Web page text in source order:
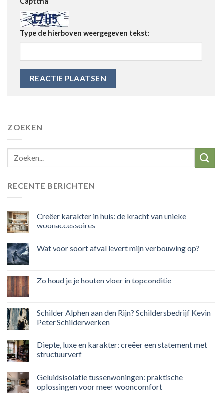
ZOEKEN
RECENTE BERICHTEN
Creëer karakter in huis: de kracht van unieke
woonaccessoires
Wat voor soort afval levert mijn verbouwing op?
Zo houd je je houten vloer in topconditie
Schilder Alphen aan den Rijn? Schildersbedrijf Kevin
Peter Schilderwerken
Diepte, luxe en karakter: creëer een statement met
structuurverf
Geluidsisolatie tussenwoningen: praktische
oplossingen voor meer wooncomfort
Type de hierboven weergegeven tekst: